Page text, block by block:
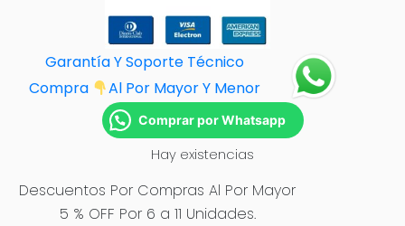
Garantía Y Soporte Técnico
Compra
Al Por Mayor Y Menor
Comprar por Whatsapp
Hay existencias
Descuentos Por Compras Al Por Mayor
5 % OFF Por 6 a 11 Unidades.